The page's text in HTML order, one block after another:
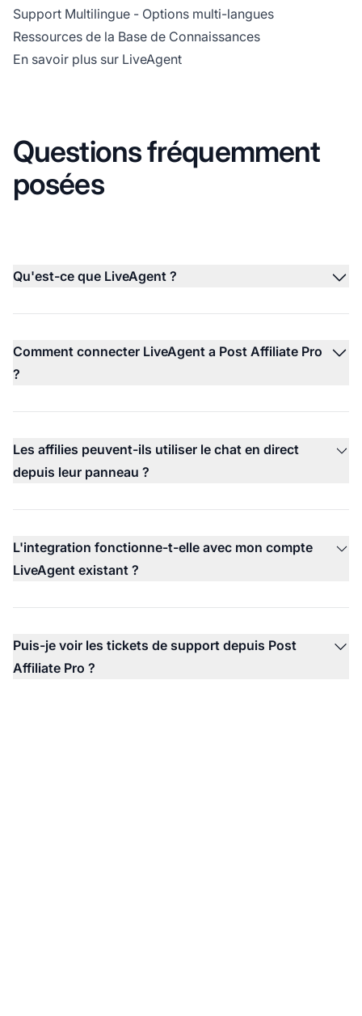
Support Multilingue - Options multi-langues
Ressources de la Base de Connaissances
En savoir plus sur LiveAgent
Questions fréquemment
posées
Qu'est-ce que LiveAgent ?
Comment connecter LiveAgent a Post Affiliate Pro
?
Les affilies peuvent-ils utiliser le chat en direct
depuis leur panneau ?
L'integration fonctionne-t-elle avec mon compte
LiveAgent existant ?
Puis-je voir les tickets de support depuis Post
Affiliate Pro ?